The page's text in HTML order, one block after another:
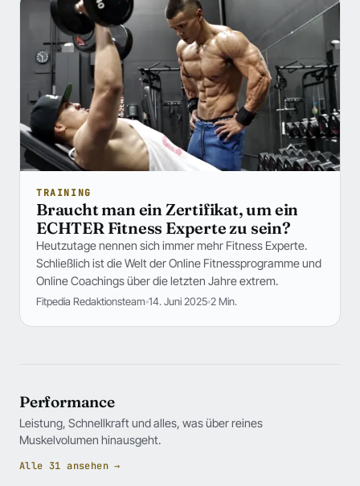
TRAINING
Braucht man ein Zertifikat, um ein
ECHTER Fitness Experte zu sein?
Heutzutage nennen sich immer mehr Fitness Experte.
Schließlich ist die Welt der Online Fitnessprogramme und
Online Coachings über die letzten Jahre extrem.
Fitpedia Redaktionsteam 14. Juni 2025 2 Min.
Performance
Leistung, Schnellkraft und alles, was über reines
Muskelvolumen hinausgeht.
Alle 31 ansehen →